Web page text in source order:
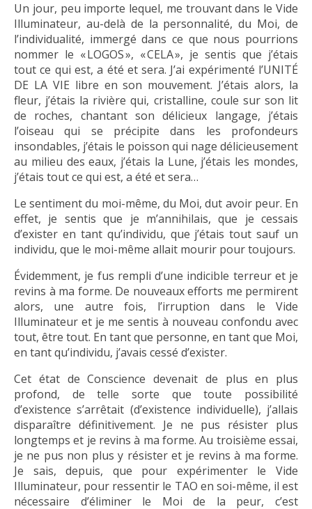
Un jour, peu importe lequel, me trouvant dans le Vide
Illuminateur, au-delà de la personnalité, du Moi, de
l’individualité, immergé dans ce que nous pourrions
nommer le « LOGOS », « CELA », je sentis que j’étais
tout ce qui est, a été et sera. J’ai expérimenté l’UNITÉ
DE LA VIE libre en son mouvement. J’étais alors, la
fleur, j’étais la rivière qui, cristalline, coule sur son lit
de roches, chantant son délicieux langage, j’étais
l’oiseau qui se précipite dans les profondeurs
insondables, j’étais le poisson qui nage délicieusement
au milieu des eaux, j’étais la Lune, j’étais les mondes,
j’étais tout ce qui est, a été et sera…
Le sentiment du moi-même, du Moi, dut avoir peur. En
effet, je sentis que je m’annihilais, que je cessais
d’exister en tant qu’individu, que j’étais tout sauf un
individu, que le moi-même allait mourir pour toujours.
Évidemment, je fus rempli d’une indicible terreur et je
revins à ma forme. De nouveaux efforts me permirent
alors, une autre fois, l’irruption dans le Vide
Illuminateur et je me sentis à nouveau confondu avec
tout, être tout. En tant que personne, en tant que Moi,
en tant qu’individu, j’avais cessé d’exister.
Cet état de Conscience devenait de plus en plus
profond, de telle sorte que toute possibilité
d’existence s’arrêtait (d’existence individuelle), j’allais
disparaître définitivement. Je ne pus résister plus
longtemps et je revins à ma forme. Au troisième essai,
je ne pus non plus y résister et je revins à ma forme.
Je sais, depuis, que pour expérimenter le Vide
Illuminateur, pour ressentir le TAO en soi-même, il est
nécessaire d’éliminer le Moi de la peur, c’est